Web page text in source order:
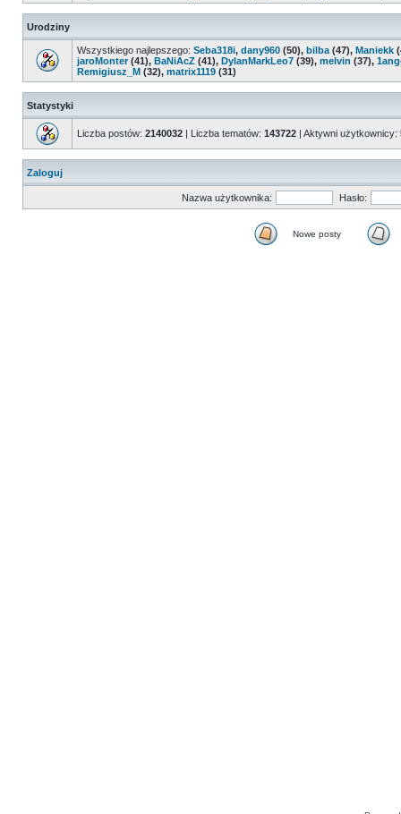
Urodziny
Wszystkiego najlepszego: Seba318i, dany960 (50), bilba (47), Maniekk
jaroMonter(41), BaNiAcZ (41), DylanMarkLeo7 (39), melvin (37),
Remigiusz_M (32), matrix1119 (31)
Statystyki
Liczba postów: 2140032 | Liczba tematów: 143722 | Aktywni użytkownicy:
Zaloguj
Nazwa użytkownika: Hasło:
Nowe posty